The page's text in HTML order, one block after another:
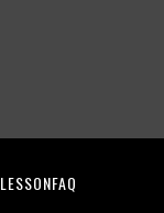
LESSONFAQ